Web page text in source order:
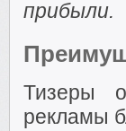
прибыли.
Тизеры
рекламы